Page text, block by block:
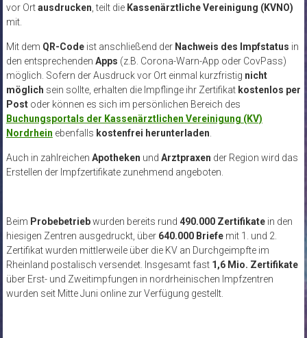
vor Ortausdrucken , teilt die Kassenärztliche Vereinigung (KVNO)
mit.
Mit dem QR-Codeist anschließend der Nachweis des Impfstatus in
den entsprechenden Apps (z.B. Corona-Warn-App oder CovPass)
möglich. Sofern der Ausdruck vor Ort einmal kurzfristig nicht
möglich sein sollte, erhalten die Impflinge ihr Zertifikat kostenlos per
Postoder können es sich im persönlichen Bereich des
Buchungsportals der Kassenärztlichen Vereinigung (KV)
Nordrhein ebenfalls kostenfrei herunterladen
Auch in zahlreichen Apotheken und Arztpraxen der Region wird das
Erstellen der Impfzertifikate zunehmend angeboten.
Beim Probebetriebwurden bereits rund 490.000 Zertifikatein den
hiesigen Zentren ausgedruckt, über 640.000 Briefemit 1. und 2.
Zertifikat wurden mittlerweile über die KV an Durchgeimpfte im
Rheinland postalisch versendet. Insgesamt fast 1,6 Mio. Zertifikate
über Erst- und Zweitimpfungen in nordrheinischen Impfzentren
wurden seit Mitte Juni online zur Verfügung gestellt.